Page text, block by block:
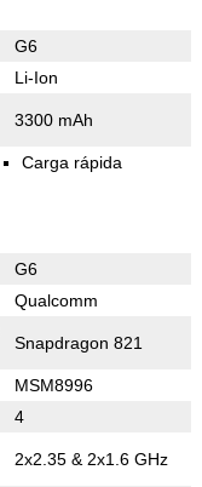
G6
Li-Ion
3300 mAh
Carga rápida
G6
Qualcomm
Snapdragon 821
MSM8996
4
2x2.35 & 2x1.6 GHz